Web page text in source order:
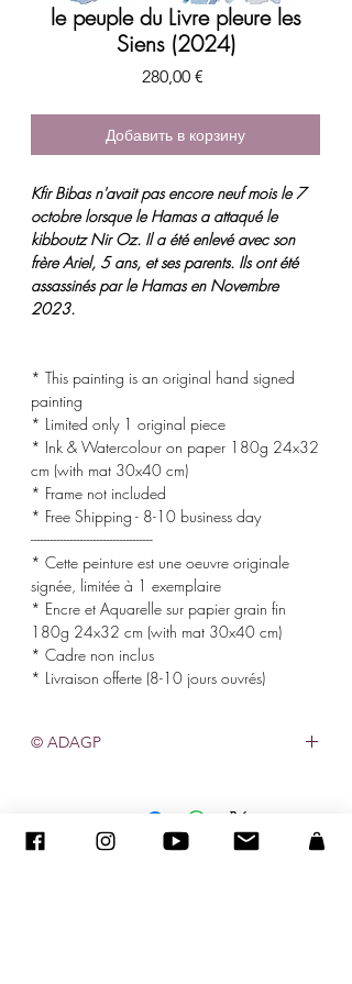
le peuple du Livre pleure les
Siens (2024)
280,00 €
Добавить в корзину
Kfir Bibas n'avait pas encore neuf mois le 7
octobre lorsque le Hamas a attaqué le
kibboutz Nir Oz. Il a été enlevé avec son
frère Ariel, 5 ans, et ses parents. Ils ont été
assassinés par le Hamas en Novembre
2023.
* This painting is an original hand signed
painting
* Limited only 1 original piece
* Ink & Watercolour on paper 180g 24x32
cm (with mat 30x40 cm)
* Frame not included
* Free Shipping - 8-10 business day
-------------------------------------
* Cette peinture est une oeuvre originale
signée, limitée à 1 exemplaire
* Encre et Aquarelle sur papier grain fin
180g 24x32 cm (with mat 30x40 cm)
* Cadre non inclus
* Livraison offerte (8-10 jours ouvrés)
© ADAGP
2005-2020 - Sandra ENCAOUA - Все права защищены sandraencaoua@gmail.com